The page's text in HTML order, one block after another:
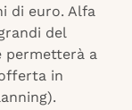
di euro. Alfa
del
permetterà a
in